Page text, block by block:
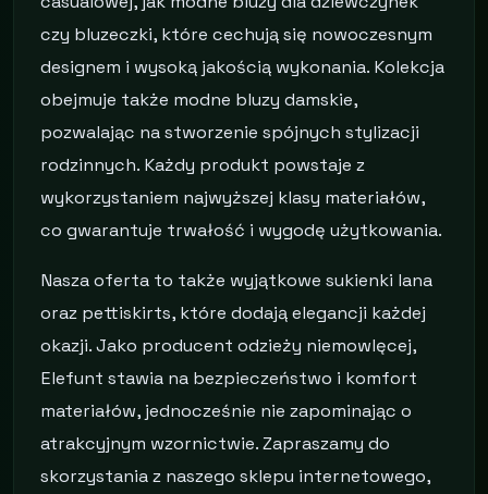
czy bluzeczki, które cechują się nowoczesnym
designem i wysoką jakością wykonania. Kolekcja
obejmuje także modne bluzy damskie,
pozwalając na stworzenie spójnych stylizacji
rodzinnych. Każdy produkt powstaje z
wykorzystaniem najwyższej klasy materiałów,
co gwarantuje trwałość i wygodę użytkowania.
Nasza oferta to także wyjątkowe sukienki lana
oraz pettiskirts, które dodają elegancji każdej
okazji. Jako producent odzieży niemowlęcej,
Elefunt stawia na bezpieczeństwo i komfort
materiałów, jednocześnie nie zapominając o
atrakcyjnym wzornictwie. Zapraszamy do
skorzystania z naszego sklepu internetowego,